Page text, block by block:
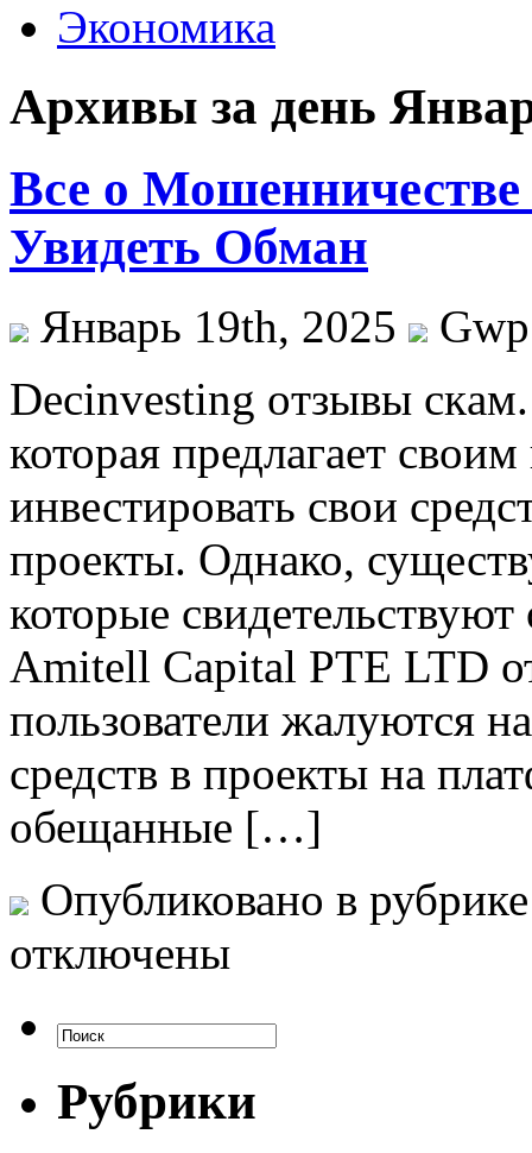
Экономика
Архивы за день
Все о
Увидеть Обман
Январь 19th, 2025
Gwp
Decinvesting oтзывы
которая предлагает
инвестировать свои
проекты. Однако,
которые
Amitell Capital PTE LTD
пользователи жалуются
средств в проекты на
обещанные […]
Опубликовано в
отключены
Рубрики